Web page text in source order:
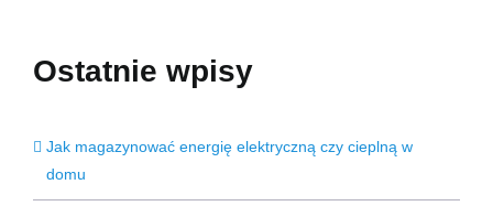
Ostatnie wpisy
Jak magazynować energię elektryczną czy cieplną w
domu